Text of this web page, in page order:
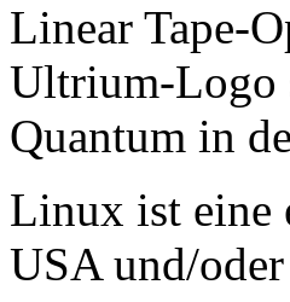
Linear Tape-
Ultrium-Logo
Quantum in
Linux ist eine
USA und/